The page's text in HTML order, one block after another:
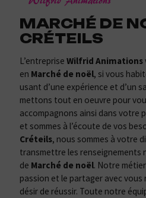
MARCHÉ DE NOËL À
CRÉTEILS
L’entreprise Wilfrid Animations
en Marché de noël, si vous
usant d’une expérience et d’un
mettons tout en oeuvre pour
accompagnons ainsi dans votre
et sommes à l’écoute de vos
Créteils, nous sommes à votre
transmettre les renseignements
de Marché de noël. Notre
passion et le partager avec
désir de réussir. Toute notre